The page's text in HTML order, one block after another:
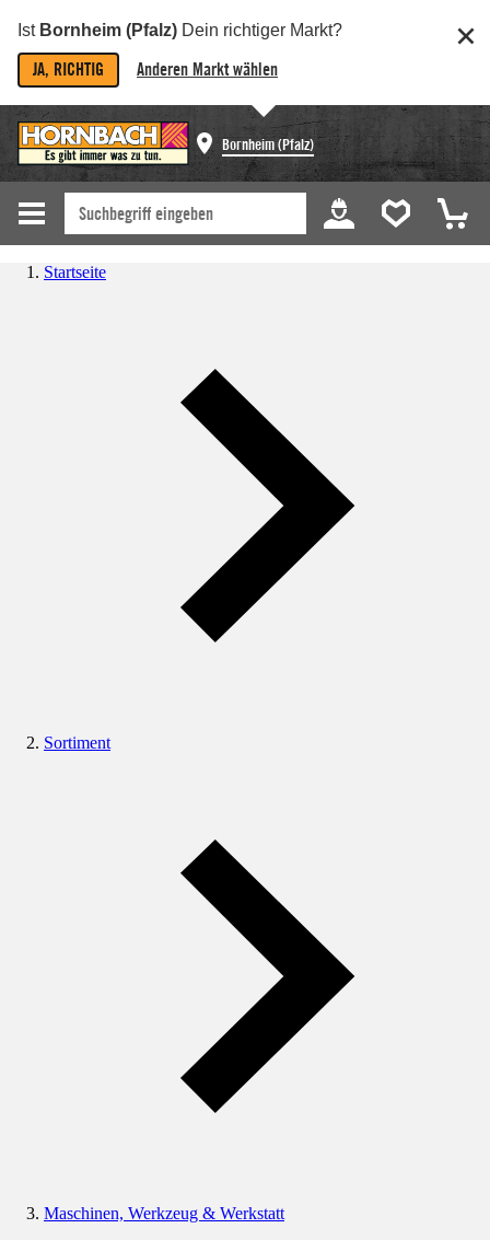
Ist Bornheim (Pfalz) Dein richtiger Markt?
JA, RICHTIG Anderen Markt wählen
Bornheim (Pfalz)
Startseite
Sortiment
Maschinen, Werkzeug & Werkstatt